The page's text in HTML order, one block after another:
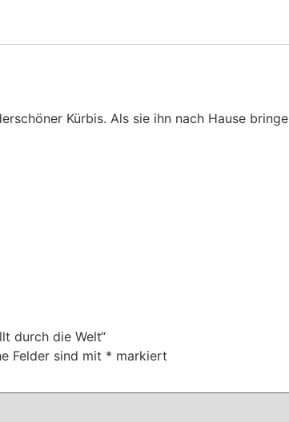
Kürbis. Als sie ihn nach Hause
durch die Welt“
Felder sind mit * markiert